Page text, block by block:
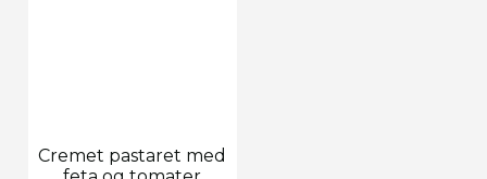
Cremet pastaret med